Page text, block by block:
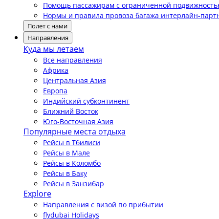
Помощь пассажирам с ограниченной
Нормы и правила провоза багажа интерлайн-
Полет с нами
Направления
Куда мы летаем
Все направления
Африка
Центральная Азия
Европа
Индийский субконтинент
Ближний Восток
Юго-Восточная Азия
Популярные места отдыха
Рейсы в Тбилиси
Рейсы в Мале
Рейсы в Коломбо
Рейсы в Баку
Рейсы в Занзибар
Explore
Направления с визой по прибытии
flydubai Holidays